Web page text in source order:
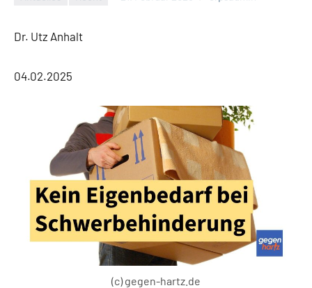
Dr. Utz Anhalt
04.02.2025
(c) gegen-hartz.de